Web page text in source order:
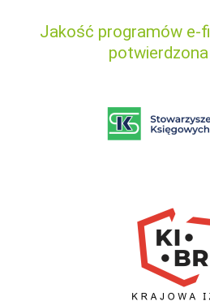
Jakość programów e-